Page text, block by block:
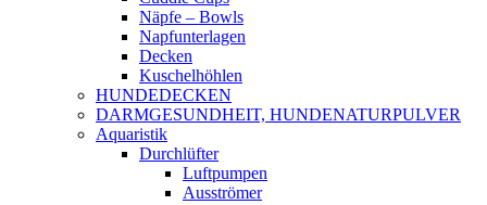
Näpfe – Bowls
Napfunterlagen
Decken
Kuschelhöhlen
HUNDEDECKEN
DARMGESUNDHEIT, HUNDENATURPULVER
Aquaristik
Durchlüfter
Luftpumpen
Ausströmer